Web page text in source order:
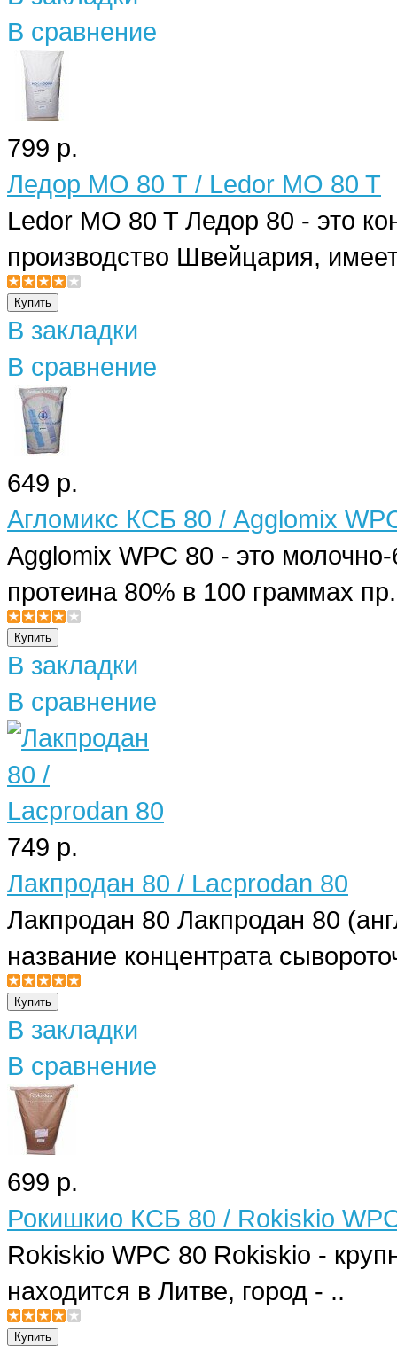
В сравнение
799 р.
Ледор МО 80 Т / Ledor MO 80 T
Ledor MO 80 T Ледор 80 - это
производство Швейцария,
В закладки
В сравнение
649 р.
Агломикс КСБ 80 / Agglomix
Agglomix WPC 80 - это
протеина 80% в 100 граммах
В закладки
В сравнение
749 р.
Лакпродан 80 / Lacprodan 80
Лакпродан 80 Лакпродан 80
название концентрата
В закладки
В сравнение
699 р.
Рокишкио КСБ 80 / Rokiskio
Rokiskio WPC 80 Rokiskio -
находится в Литве, город - ..